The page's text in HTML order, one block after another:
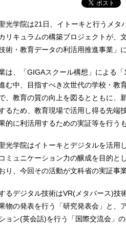
光学院は21日、イトーキと行うメタ
リキュラムの構築プロジェクトが
術・教育データの利活用推進事業」
は、「GIGAスクール構想」による
む中、目指すべき次世代の学校・教
、教育の質の向上を図るとともに、
るため、教育現場で活用し得る先端
的に利活用するための実証等を行うも
光学院はイトーキとデジタルを活用
ミュニケーション力の醸成を目的と
り、今回その活動が文科省の実証事
るデジタル技術はVR(メタバース)技
物の発表を行う「研究発表会」と、
ョン(英会話)を行う「国際交流会」